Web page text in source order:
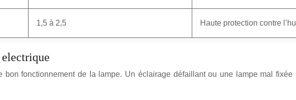
1,5 à 2,5 Haute protection contre
bon fonctionnement de la lampe. Un éclairage défaillant ou une lampe mal